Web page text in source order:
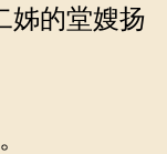
姊的堂嫂扬